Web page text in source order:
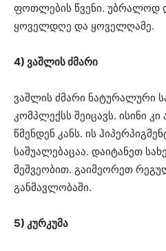
ფოთლების წვენი. უბრალოდ
ყოველდღე და ყოველღამე.
4) ვაშლის ძმარი
ვაშლის ძმარი ნატურალური
კომპლექსს შეიცავს. ისინი
წმენდენ კანს. ის
საშუალებაცაა. დაიტანეთ
მეშვეობით. გაიმეორეთ
განმავლობაში.
5) კურკუმა